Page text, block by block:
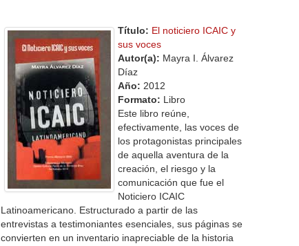
Título: El noticiero ICAIC y
sus voces
Autor(a): Mayra I. Álvarez
Díaz
Año: 2012
Formato: Libro
Este libro reúne,
efectivamente, las voces de
los protagonistas principales
de aquella aventura de la
creación, el riesgo y la
comunicación que fue el
Noticiero ICAIC
Latinoamericano. Estructurado a partir de las
entrevistas a testimoniantes esenciales, sus páginas se
convierten en un inventario inapreciable de la historia